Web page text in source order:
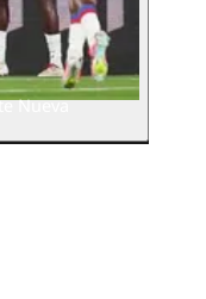
Nueva